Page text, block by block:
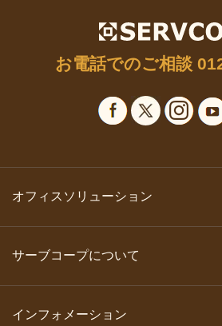
お電話でのご相談
オフィスソリューション
サーブコープについて
インフォメーション